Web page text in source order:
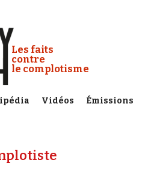
Conspiracy Watch :
Les faits
contre
le complotisme
Vidéos Émissions